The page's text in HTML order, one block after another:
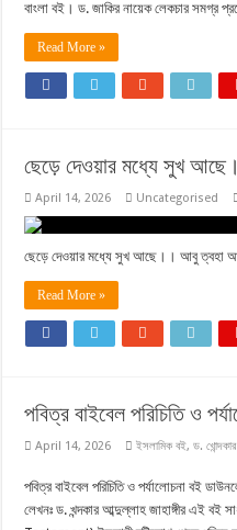
বাংলা বই। ড. জাকির নায়েক লেকচার সমগ্র
Read More »
ছেড়ে দেওয়ার মধ্যে সুখ
April 14, 2026 Uncategorised
ছেড়ে দেওয়ার মধ্যে সুখ আছে।। আবু ত্বহা
Read More »
পবিত্র বাইবেল পরিচিতি ও
April 14, 2026 ইসলামিক বই,ড.
পবিত্র বাইবেল পরিচিতি ও পর্যালোচনা বই
লেখনঃ ড. খন্দকার আব্দুল্লাহ জাহাঙ্গীর এই